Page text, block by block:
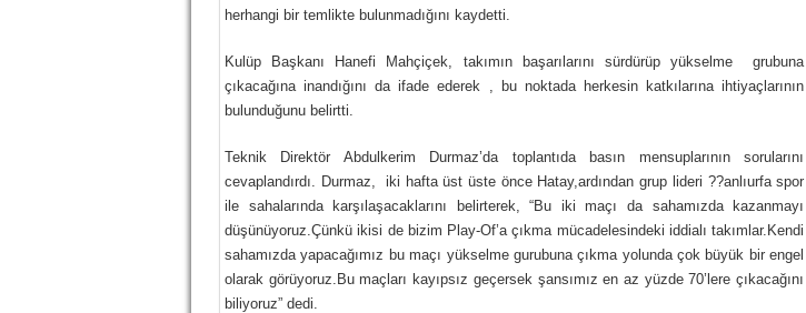
herhangi bir temlikte bulunmadığını kaydetti.
Kulüp Başkanı Hanefi Mahçiçek, takımın başarılarını sürdürüp yükselme
grubuna
çıkacağına inandığını da ifade ederek , bu noktada herkesin katkılarına ihtiyaçlarının
bulunduğunu belirtti.
Teknik Direktör Abdulkerim Durmaz’da toplantıda basın mensuplarının sorularını
cevaplandırdı. Durmaz,
iki hafta üst üste önce Hatay,ardından grup lideri ??anlıurfa spor
ile sahalarında karşılaşacaklarını belirterek, “Bu iki maçı da sahamızda kazanmayı
düşünüyoruz.Çünkü ikisi de bizim Play-Of’a çıkma mücadelesindeki iddialı takımlar.Kendi
sahamızda yapacağımız bu maçı yükselme gurubuna çıkma yolunda çok büyük bir engel
olarak görüyoruz.Bu maçları kayıpsız geçersek şansımız en az yüzde 70’lere çıkacağını
biliyoruz” dedi.